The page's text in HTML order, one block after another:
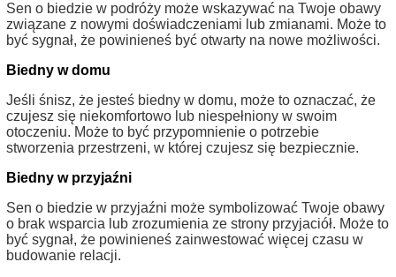
Sen o biedzie w podróży może wskazywać na Twoje obawy
związane z nowymi doświadczeniami lub zmianami. Może to
być sygnał, że powinieneś być otwarty na nowe możliwości.
Biedny w domu
Jeśli śnisz, że jesteś biedny w domu, może to oznaczać, że
czujesz się niekomfortowo lub niespełniony w swoim
otoczeniu. Może to być przypomnienie o potrzebie
stworzenia przestrzeni, w której czujesz się bezpiecznie.
Biedny w przyjaźni
Sen o biedzie w przyjaźni może symbolizować Twoje obawy
o brak wsparcia lub zrozumienia ze strony przyjaciół. Może to
być sygnał, że powinieneś zainwestować więcej czasu w
budowanie relacji.